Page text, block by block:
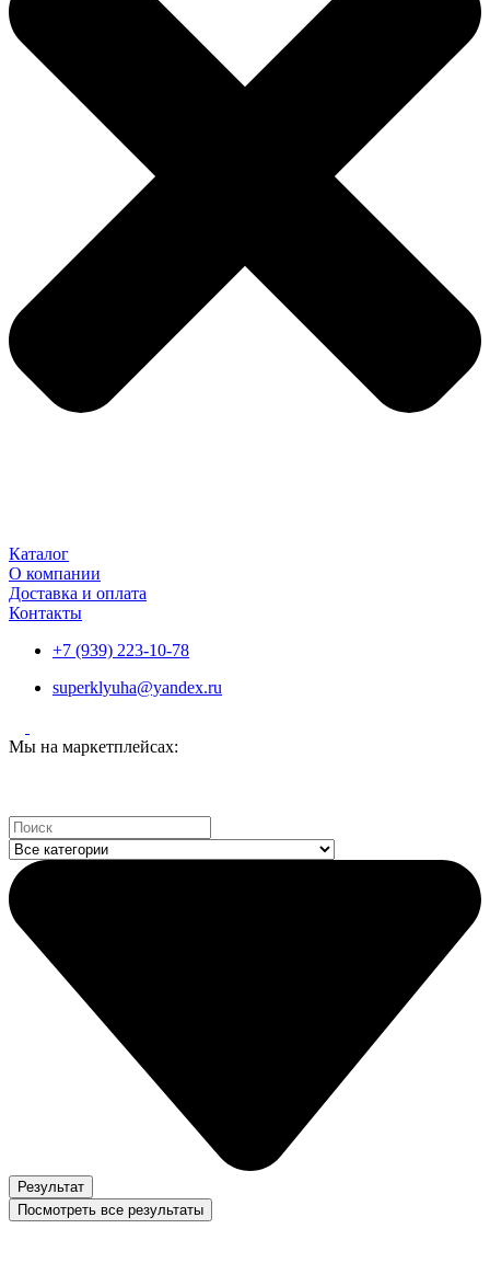
Каталог
О компании
Доставка и оплата
Контакты
+7 (939) 223-10-78
superklyuha@yandex.ru
Мы на маркетплейсах:
Search
...
Результат
Посмотреть все результаты